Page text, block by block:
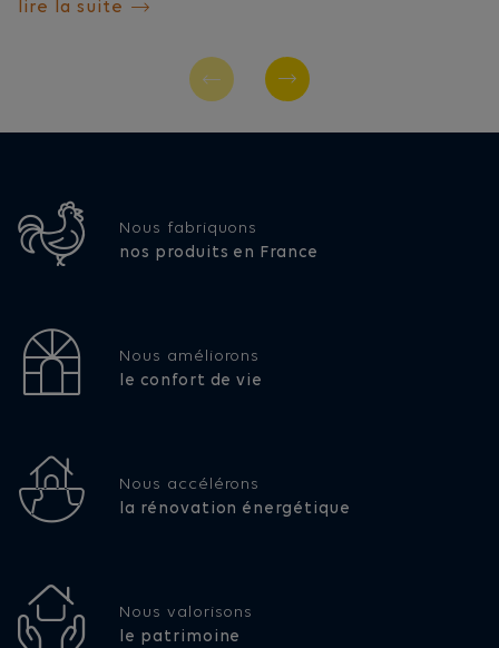
lire la suite
Nous fabriquons
nos produits en France
Nous améliorons
le confort de vie
Nous accélérons
la rénovation énergétique
Nous valorisons
le patrimoine